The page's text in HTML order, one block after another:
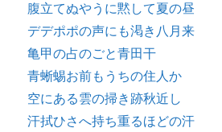
腹立てぬやうに黙して夏の昼
デデポポの声にも渇き八月来
亀甲の占のごと青田干
青蜥蜴お前もうちの住人か
空にある雲の掃き跡秋近し
汗拭ひさへ持ち重るほどの汗